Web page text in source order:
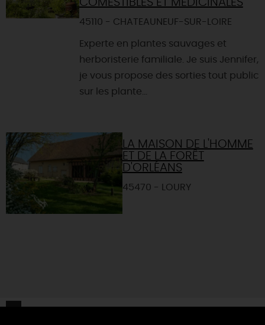
COMESTIBLES ET MÉDICINALES
45110 - CHATEAUNEUF-SUR-LOIRE
Experte en plantes sauvages et
herboristerie familiale. Je suis Jennifer,
je vous propose des sorties tout public
sur les plante...
LA MAISON DE L'HOMME
ET DE LA FORÊT
D'ORLÉANS
45470 - LOURY